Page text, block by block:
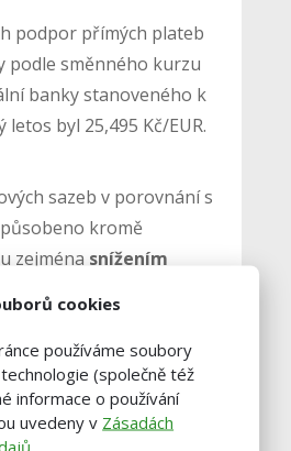
podpor přímých plateb
podle směnného kurzu
banky stanoveného k
letos byl 25,495 Kč/EUR.
sazeb v porovnání s
kromě
zejména snížením
platby
prostředků z přímých
v rámci Programu
.
cookies
používáme soubory
(společně též
informace o používání
uvedeny v Zásadách